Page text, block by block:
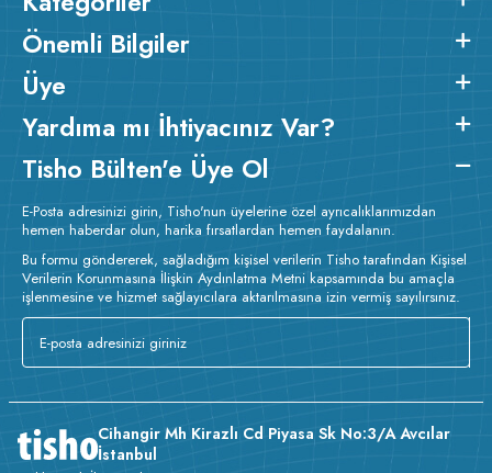
Önemli Bilgiler
Üye
Yardıma mı İhtiyacınız Var?
Tisho Bülten'e Üye Ol
E-Posta adresinizi girin, Tisho'nun üyelerine özel ayrıcalıklarımızdan
hemen haberdar olun, harika fırsatlardan hemen faydalanın.
Bu formu göndererek, sağladığım kişisel verilerin Tisho tarafından Kişisel
Verilerin Korunmasına İlişkin Aydınlatma Metni kapsamında bu amaçla
işlenmesine ve hizmet sağlayıcılara aktarılmasına izin vermiş sayılırsınız.
Cihangir Mh Kirazlı Cd Piyasa Sk No:3/A Avcılar
İstanbul